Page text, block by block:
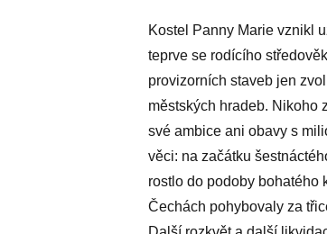
Kostel Panny Marie vznikl
teprve se rodícího
provizorních staveb jen
městských hradeb. Nikoho
své ambice ani obavy s
věci: na začátku
rostlo do podoby bohatého
Čechách pohybovaly za